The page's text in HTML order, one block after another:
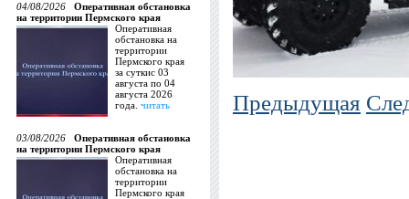
04/08/2026
Оперативная обстановка
на территории Пермского края
Оперативная
обстановка на
территории
Пермского края
за суткис 03
августа по 04
августа 2026
года. читать
03/08/2026
Оперативная обстановка
на территории Пермского края
Оперативная
обстановка на
территории
Пермского края
Предыдущая